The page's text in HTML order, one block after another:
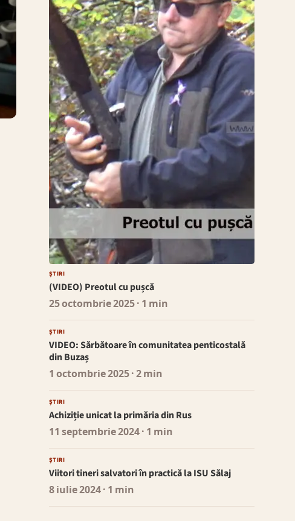
ȘTIRI
(VIDEO) Preotul cu pușcă
25 octombrie 2025· 1 min
ȘTIRI
VIDEO: Sărbătoare în comunitatea penticostală
din Buzaș
1 octombrie 2025· 2 min
ȘTIRI
Achiziție unicat la primăria din Rus
11 septembrie 2024· 1 min
ȘTIRI
Viitori tineri salvatori în practică la ISU Sălaj
8 iulie 2024· 1 min